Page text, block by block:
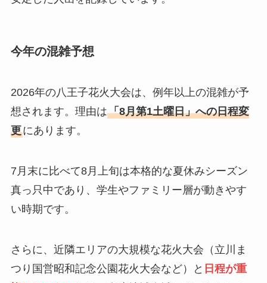
今年の混雑予想
2026年の八王子花火大会は、例年以上の混雑が予
想されます。理由は「8月第1土曜日」への日程変
更にあります。
7月末に比べて8月上旬は本格的な夏休みシーズン
真っ只中であり、学生やファミリー層が動きやす
い時期です。
さらに、近隣エリアの大規模な花火大会（立川ま
つり国営昭和記念公園花火大会など）と 日程が重